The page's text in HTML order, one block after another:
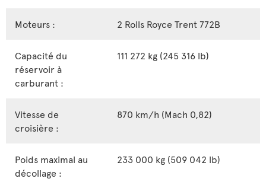
Moteurs : 2 Rolls Royce Trent 772B
Capacité du
réservoir à
carburant :
111 272 kg (245 316 lb)
Vitesse de
croisière :
870 km/h (Mach 0,82)
Poids maximal au
décollage :
233 000 kg (509 042 lb)